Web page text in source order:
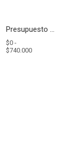
Presupuesto - Ingresos
$0 -
$740.000